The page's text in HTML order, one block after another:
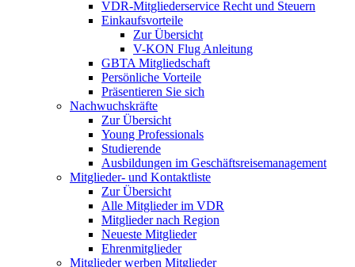
VDR-Mitgliederservice Recht und Steuern
Einkaufsvorteile
Zur Übersicht
V-KON Flug Anleitung
GBTA Mitgliedschaft
Persönliche Vorteile
Präsentieren Sie sich
Nachwuchskräfte
Zur Übersicht
Young Professionals
Studierende
Ausbildungen im Geschäftsreisemanagement
Mitglieder- und Kontaktliste
Zur Übersicht
Alle Mitglieder im VDR
Mitglieder nach Region
Neueste Mitglieder
Ehrenmitglieder
Mitglieder werben Mitglieder